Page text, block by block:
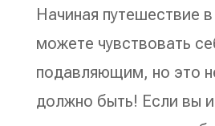
Начиная путешествие
можете чувствовать
подавляющим, но это
должно быть! Если вы